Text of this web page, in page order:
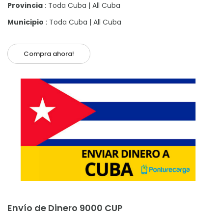
Provincia : Toda Cuba | All Cuba
Municipio : Toda Cuba | All Cuba
Compra ahora!
Envío de Dinero 9000 CUP